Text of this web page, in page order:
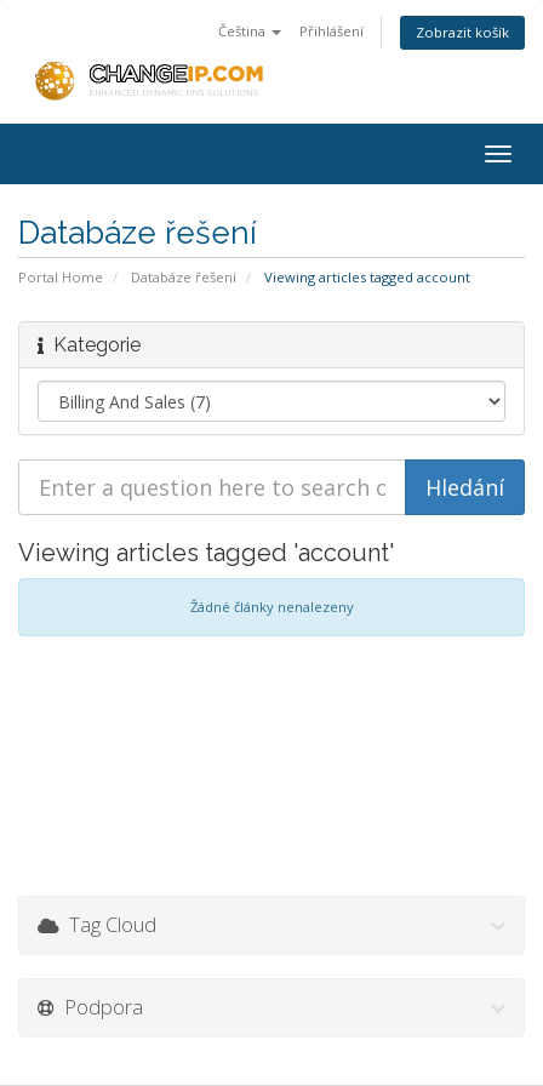
Čeština Přihlášení Zobrazit košík
Databáze řešení
Portal Home Databáze řešení Viewing articles tagged account
Kategorie
Viewing articles tagged 'account'
Žádné články nenalezeny
Tag Cloud
Podpora